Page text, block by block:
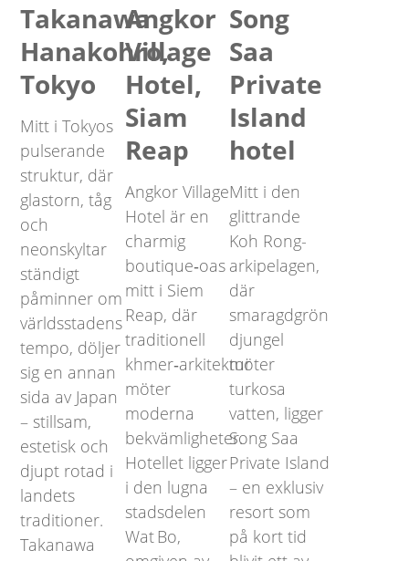
Takanawa
Hanakohro,
Tokyo
Mitt i Tokyos
pulserande
struktur, där
glastorn, tåg
och
neonskyltar
ständigt
påminner om
världsstadens
tempo, döljer
sig en annan
sida av Japan
– stillsam,
estetisk och
djupt rotad i
landets
traditioner.
Takanawa
Angkor
Village
Hotel,
Siam
Reap
Angkor Village
Hotel är en
charmig
boutique‑oas
mitt i Siem
Reap, där
traditionell
khmer‑arkitektur
möter
moderna
bekvämligheter.
Hotellet ligger
i den lugna
stadsdelen
Wat Bo,
Song
Saa
Private
Island
hotel
Mitt i den
glittrande
Koh Rong-
arkipelagen,
där
smaragdgrön
djungel
möter
turkosa
vatten, ligger
Song Saa
Private Island
– en exklusiv
resort som
på kort tid